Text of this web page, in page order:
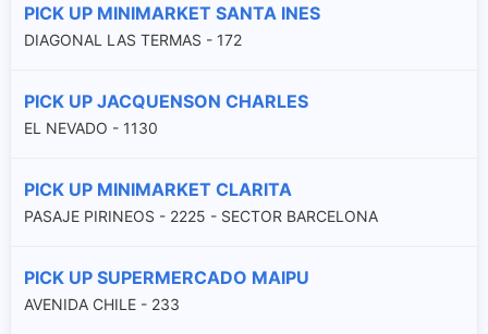
PICK UP MINIMARKET SANTA INES
DIAGONAL LAS TERMAS - 172
PICK UP JACQUENSON CHARLES
EL NEVADO - 1130
PICK UP MINIMARKET CLARITA
PASAJE PIRINEOS - 2225 - SECTOR BARCELONA
PICK UP SUPERMERCADO MAIPU
AVENIDA CHILE - 233